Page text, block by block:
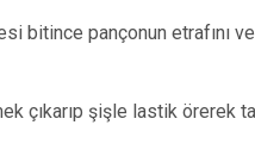
bitince pançonun etrafını
çıkarıp şişle lastik örerek